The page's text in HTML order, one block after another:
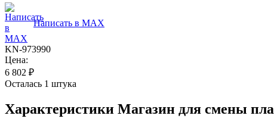
Написать в MAX
KN-973990
Цена:
6 802 ₽
Осталась 1 штука
Характеристики Магазин для смены